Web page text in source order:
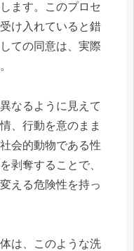
ます。このプロセ
け入れていると錯
ての同意は、実際
なるように見えて
、行動を意のまま
会的動物である性
剥奪することで、
える危険性を持っ
は、このような洗